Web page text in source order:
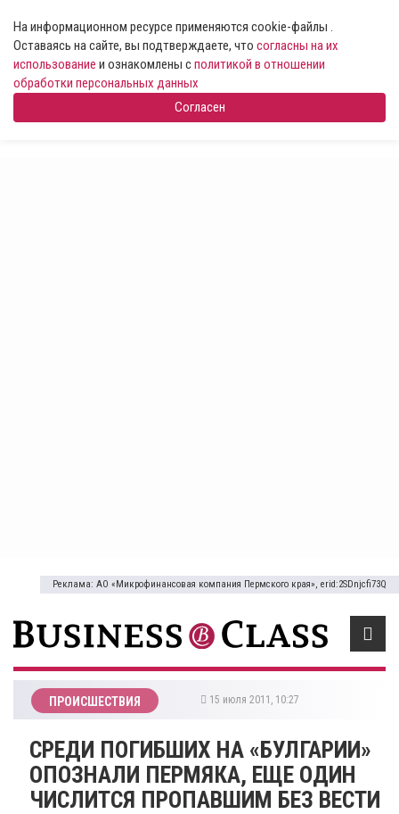
На информационном ресурсе применяются cookie-файлы .
Оставаясь на сайте, вы подтверждаете, что согласны на их
использование и ознакомлены сполитикой в отношении
обработки персональных данных
Согласен
Реклама: АО «Микрофинансовая компания Пермского края», erid:2SDnjcfi73Q
ПРОИСШЕСТВИЯ 15 июля 2011, 10:27
СРЕДИ ПОГИБШИХ НА «БУЛГАРИИ»
ОПОЗНАЛИ ПЕРМЯКА, ЕЩЕ ОДИН
ЧИСЛИТСЯ ПРОПАВШИМ БЕЗ ВЕСТИ